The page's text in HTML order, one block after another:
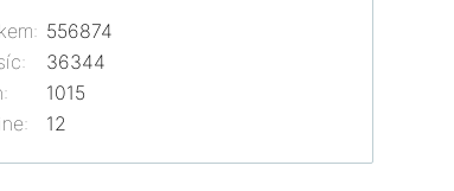
12
556874
36344
1015